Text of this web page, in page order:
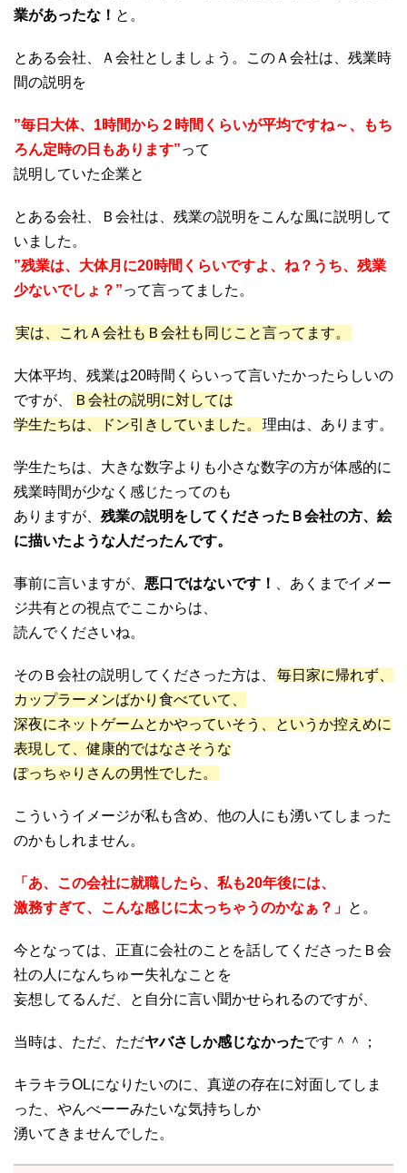
業があったな！ と。
とある会社、Ａ会社としましょう。このＡ会社は、残業時
間の説明を
”毎日大体、1時間から２時間くらいが平均ですね～、もち
ろん定時の日もあります”って
説明していた企業と
とある会社、Ｂ会社は、残業の説明をこんな風に説明して
いました。
”残業は、大体月に20時間くらいですよ、ね？うち、残業
少ないでしょ？”って言ってました。
実は、これＡ会社もＢ会社も同じこと言ってます。
大体平均、残業は20時間くらいって言いたかったらしいの
ですが、
Ｂ会社の説明に対しては
学生たちは、ドン引きしていました。
理由は、あります。
学生たちは、大きな数字よりも小さな数字の方が体感的に
残業時間が少なく感じたってのも
ありますが、 残業の説明をしてくださったＢ会社の方、絵
に描いたような人だったんです。
事前に言いますが、 悪口ではないです！
、あくまでイメー
ジ共有との視点でここからは、
読んでくださいね。
そのＢ会社の説明してくださった方は、
毎日家に帰れず、
カップラーメンばかり食べていて、
深夜にネットゲームとかやっていそう、というか控えめに
表現して、健康的ではなさそうな
ぽっちゃりさんの男性でした。
こういうイメージが私も含め、他の人にも湧いてしまった
のかもしれません。
「あ、この会社に就職したら、私も20年後には、
激務すぎて、こんな感じに太っちゃうのかなぁ？」 と。
今となっては、正直に会社のことを話してくださったＢ会
社の人になんちゅー失礼なことを
妄想してるんだ、と自分に言い聞かせられるのですが、
当時は、ただ、ただヤバさしか感じなかったです＾＾；
キラキラOLになりたいのに、真逆の存在に対面してしま
った、やんべーーみたいな気持ちしか
湧いてきませんでした。